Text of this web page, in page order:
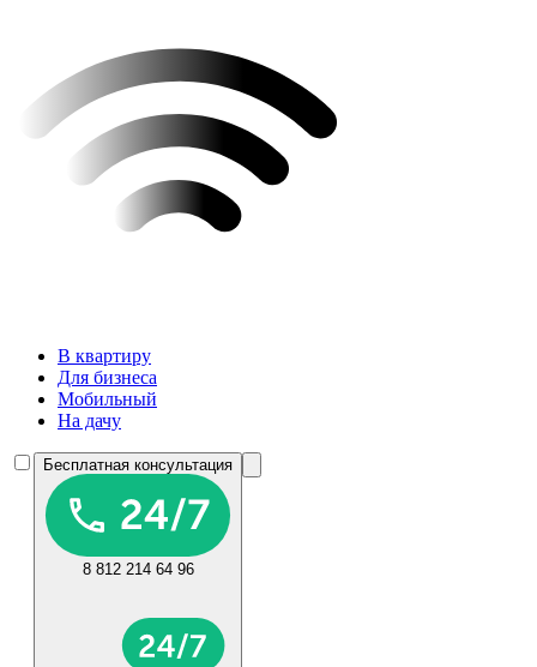
В квартиру
Для бизнеса
Мобильный
На дачу
Бесплатная консультация
8 812 214 64 96